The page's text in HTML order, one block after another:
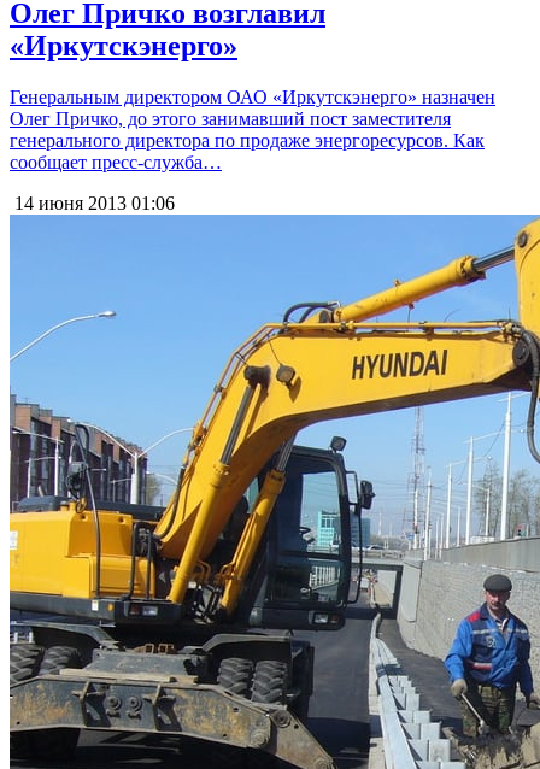
Олег Причко возглавил
«Иркутскэнерго»
Генеральным директором ОАО «Иркутскэнерго» назначен
Олег Причко, до этого занимавший пост заместителя
генерального директора по продаже энергоресурсов. Как
сообщает пресс-служба…
14 июня 2013 01:06